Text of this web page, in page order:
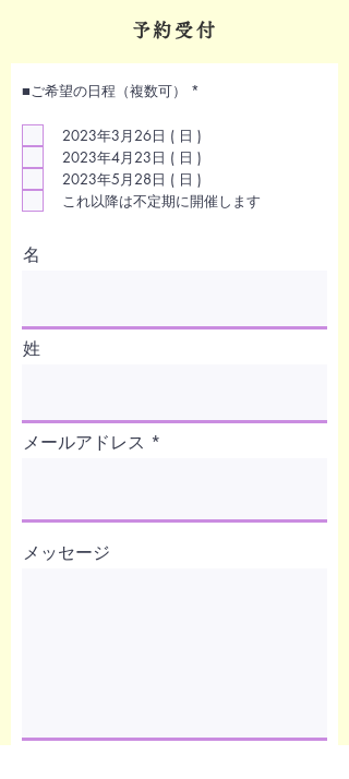
予約受付
■ご希望の日程（複数可） *
目
2023年3月26日 ( 日 )
2023年4月23日 ( 日 )
2023年5月28日 ( 日 )
これ以降は不定期に開催します
名
姓
メールアドレス
メッセージ